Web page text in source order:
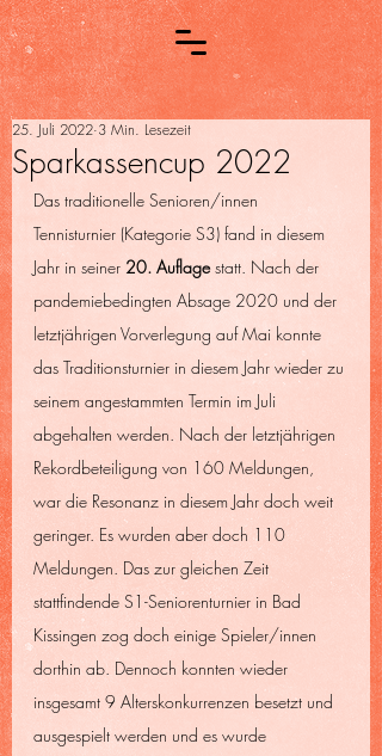
Sparkassencup 2022
25. Juli 2022 3 Min. Lesezeit
Das traditionelle Senioren/innen
Tennisturnier (Kategorie S3) fand in diesem
Jahr in seiner 20. Auflage statt. Nach der
pandemiebedingten Absage 2020 und der
letztjährigen Vorverlegung auf Mai konnte
das Traditionsturnier in diesem Jahr wieder zu
seinem angestammten Termin im Juli
abgehalten werden. Nach der letztjährigen
Rekordbeteiligung von 160 Meldungen,
war die Resonanz in diesem Jahr doch weit
geringer. Es wurden aber doch 110
Meldungen. Das zur gleichen Zeit
stattfindende S1-Seniorenturnier in Bad
Kissingen zog doch einige Spieler/innen
dorthin ab. Dennoch konnten wieder
insgesamt 9 Alterskonkurrenzen besetzt und
ausgespielt werden und es wurde